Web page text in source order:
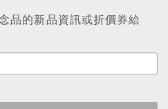
品的新品資訊或折價券給